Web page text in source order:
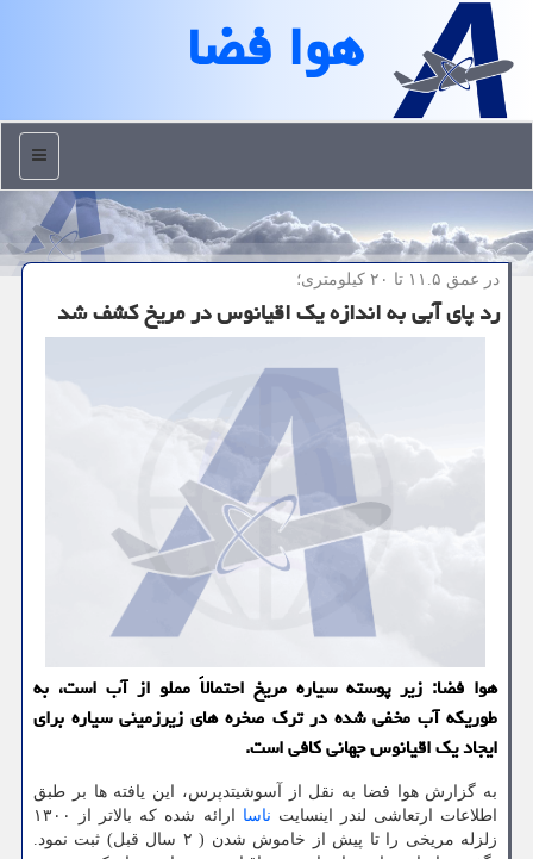
هوا فضا
منو
در عمق ۱۱.۵ تا ۲۰ كیلومتری؛
رد پای آبی به اندازه یک اقیانوس در مریخ کشف شد
هوا فضا: زیر پوسته سیاره مریخ احتمالاً مملو از آب است، به
طوریکه آب مخفی شده در ترک صخره های زیرزمینی سیاره برای
ایجاد یک اقیانوس جهانی کافی است.
به گزارش هوا فضا به نقل از آسوشیتدپرس، این یافته ها بر طبق
اطلاعات ارتعاشی لندر اینسایت ناسا
ارائه شده که بالاتر از ۱۳۰۰
زلزله مریخی را تا پیش از خاموش شدن ( ۲ سال قبل) ثبت نمود.